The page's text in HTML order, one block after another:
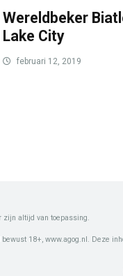
Wereldbeker
Lake City
februari 12, 2019
zijn altijd van toepassing.
18+, www.agog.nl. Deze